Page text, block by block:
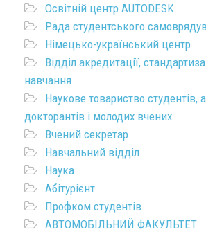
Освітній центр AUTODESK
Рада студентського
Німецько-український центр
Відділ акредитації,
навчання
Наукове товариство студентів,
докторантів і молодих вчених
Вчений секретар
Навчальний відділ
Наука
Абітурієнт
Профком студентів
АВТОМОБІЛЬНИЙ ФАКУЛЬТЕТ